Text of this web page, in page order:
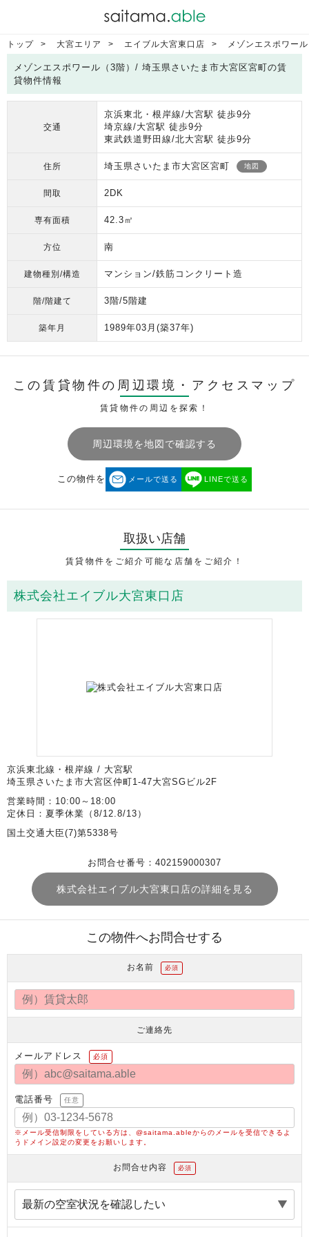
トップ 大宮エリア エイブル大宮東口店 メゾンエスポワー
メゾンエスポワール（3階）/ 埼玉県さいたま市大宮区宮町の賃
貸物件情報
交通
京浜東北・根岸線/大宮駅 徒歩9分
埼京線/大宮駅 徒歩9分
東武鉄道野田線/北大宮駅 徒歩9分
住所 埼玉県さいたま市大宮区宮町 地図
間取 2DK
専有面積 42.3㎡
方位 南
建物種別/構造 マンション/鉄筋コンクリート造
階/階建て 3階/5階建
築年月 1989年03月 (築37年)
この賃貸物件の周辺環境・ アクセスマップ
賃貸物件の周辺を探索！
周辺環境を地図で確認する
この物件を メールで送る LINEで送る
取扱い店舗
賃貸物件をご紹介可能な店舗をご紹介！
株式会社エイブル大宮東口店
京浜東北線・根岸線 / 大宮駅
埼玉県さいたま市大宮区仲町1-47大宮SGビル2F
営業時間：10:00～18:00
定休日：夏季休業（8/12.8/13）
国土交通大臣(7)第5338号
お問合せ番号：402159000307
株式会社エイブル大宮東口店の詳細を見る
この物件へお問合せする
お名前 必須
ご連絡先
メールアドレス 必須
電話番号 任意
※メール受信制限をしている方は、@saitama.ableからのメールを受信できるよ
うドメイン設定の変更をお願いします。
お問合せ内容 必須